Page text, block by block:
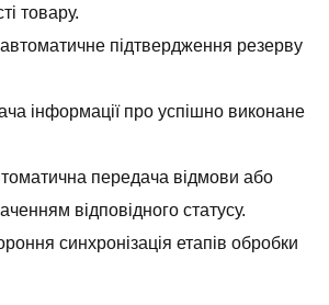
товару.
підтвердження резерву
інформації про успішно виконане
передача відмови або
відповідного статусу.
синхронізація етапів обробки